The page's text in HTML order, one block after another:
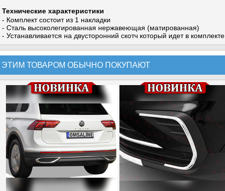
Технические характеристики
- Комплект состоит из 1 накладки
- Сталь высоколегированная нержавеющая (матированная)
- Устанавливается на двусторонний скотч который идет в комплекте
ЭТИМ ТОВАРОМ ОБЫЧНО ПОКУПАЮТ